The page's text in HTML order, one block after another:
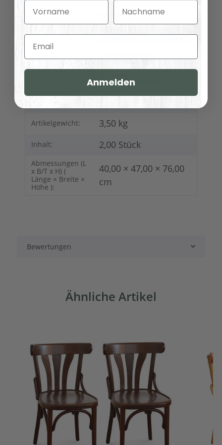
Vintage
Französischer
Variationen: Bugholzstühle
gebeizt/lackiert
Artikelgewicht: 3,50 kg
Inhalt: 2,00 Stück
Abmessungen (L
x B/T x H) (
Länge × Breite ×
Höhe ):
40,00 × 47,00 × 76,00
cm
Bewertungen
Ähnliche Artikel
Vorname Nachname
Email
Anmelden